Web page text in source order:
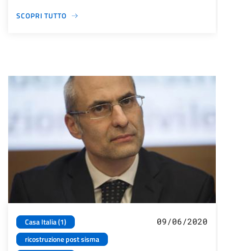
SCOPRI TUTTO
Casa Italia (1)
ricostruzione post sisma
09/06/2020